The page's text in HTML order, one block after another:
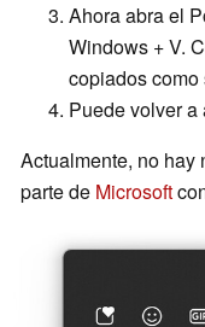
Ahora abra el
Windows + V.
copiados como
Puede volver
Actualmente, no
parte de Microsoft